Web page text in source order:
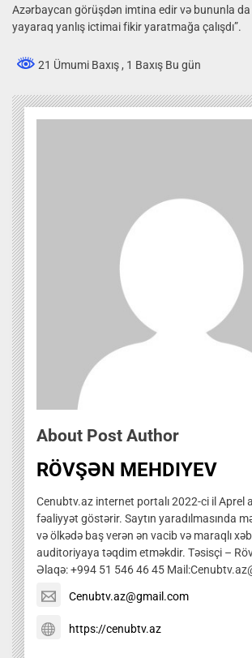
Azərbaycan görüşdən imtina edir və bununla
yayaraq yanlış ictimai fikir yaratmağa çalışdı”.
21 Ümumi Baxış , 1 Baxış Bu gün
About Post Author
RÖVŞƏN MEHDIYEV
Cenubtv.az internet portalı 2022-ci il Aprel
fəaliyyət göstərir. Saytın yaradılmasında
və ölkədə baş verən ən vacib və maraqlı
auditoriyaya təqdim etməkdir. Təsisçi –
Əlaqə: +994 51 546 46 45
Cenubtv.az@gmail.com
https://cenubtv.az